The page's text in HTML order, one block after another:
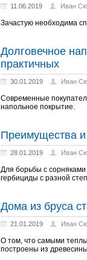
11.06.2019 Иван
Зачастую необходима
Долговечное
практичных
30.01.2019 Иван
Современные
напольное покрытие.
Преимущества и
28.01.2019 Иван
Для борьбы с
гербициды с разной
Дома из бруса
21.01.2019 Иван
О том, что самыми
построены из